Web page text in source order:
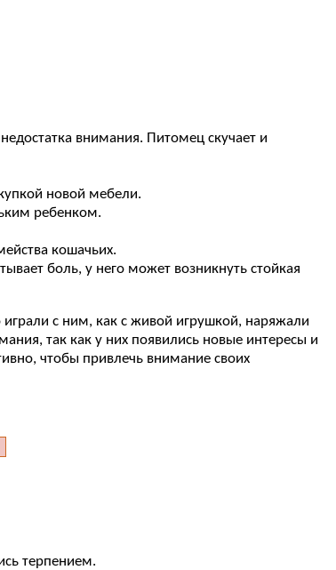
внимания. Питомец скучает и
новой мебели.
ребенком.
кошачьих.
боль, у него может возникнуть стойкая
с ним, как с живой игрушкой, наряжали
так как у них появились новые интересы и
чтобы привлечь внимание своих
терпением.